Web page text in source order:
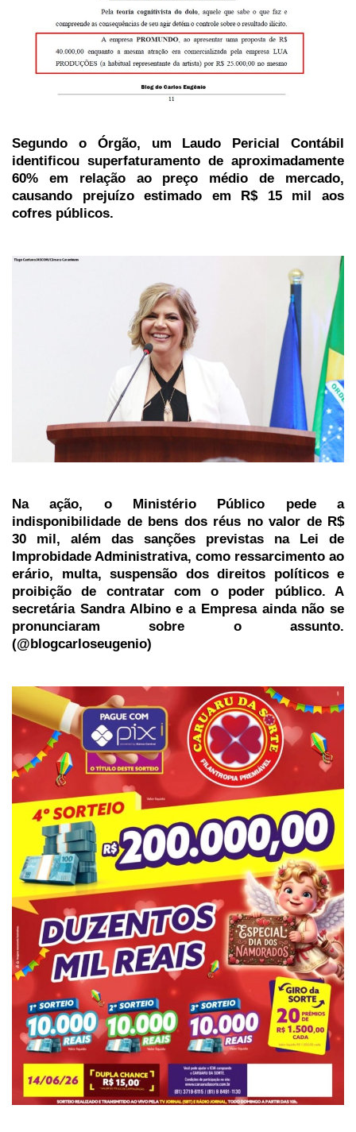
Segundo o Órgão, um Laudo Pericial Contábil
identificou superfaturamento de aproximadamente
60% em relação ao preço médio de mercado,
causando prejuízo estimado em R$ 15 mil aos
cofres públicos.
Na ação, o Ministério Público pede a
indisponibilidade de bens dos réus no valor de R$
30 mil, além das sanções previstas na Lei de
Improbidade Administrativa, como ressarcimento ao
erário, multa, suspensão dos direitos políticos e
proibição de contratar com o poder público. A
secretária Sandra Albino e a Empresa ainda não se
pronunciaram sobre o assunto.
(@blogcarloseugenio)